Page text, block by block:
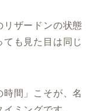
リザードンの状態
も見た目は同じ
間」こそが、名